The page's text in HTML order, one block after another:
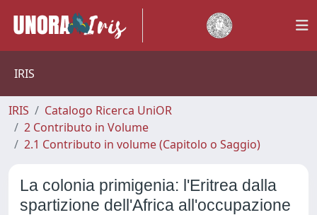
IRIS
IRIS
Catalogo Ricerca UniOR
2 Contributo in Volume
2.1 Contributo in volume (Capitolo o Saggio)
La colonia primigenia: l'Eritrea dalla
spartizione dell'Africa all'occupazione